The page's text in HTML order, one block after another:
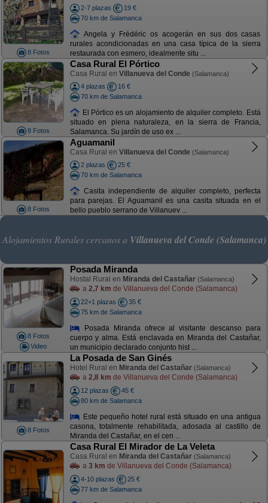
8 Fotos
2-7 plazas
19 €
70 km de Salamanca
Angela y Frédéric os acogerán en sus dos casas
rurales acondicionadas en una casa típica de la sierra
restaurada con esmero, idealmente situ ...
8 Fotos
Casa Rural El Pórtico
Casa Rural en Villanueva del Conde (Salamanca)
4 plazas
16 €
70 km de Salamanca
El Pórtico es un alojamiento de alquiler completo. Está
situado en plena naturaleza, en la sierra de Francia,
Salamanca. Su jardín de uso ex ...
8 Fotos
Aguamanil
Casa Rural en Villanueva del Conde (Salamanca)
2 plazas
25 €
70 km de Salamanca
Casita independiente de alquiler completo, perfecta
para parejas. El Aguamanil es una casita situada en el
bello pueblo serrano de Villanuev ...
Alojamientos Rurales cercanos a Villanueva del Conde (Salamanca)
8 Fotos
Video
Posada Miranda
Hostal Rural en Miranda del Castañar (Salamanca)
a 2,7 km de Villanueva del Conde (Salamanca)
22+1 plazas
35 €
75 km de Salamanca
Posada Miranda ofrece al visitante descanso para
cuerpo y alma. Está enclavada en Miranda del Castañar,
un municipio declarado conjunto hist ...
8 Fotos
La Posada de San Ginés
Hotel Rural en Miranda del Castañar (Salamanca)
a 2,8 km de Villanueva del Conde (Salamanca)
12 plazas
45 €
80 km de Salamanca
Este pequeño hotel rural está situado en una antigua
casona, totalmente rehabilitada, adosada al castillo de
Miranda del Castañar, en el cen ...
Casa Rural El Mirador de La Veleta
Casa Rural en Miranda del Castañar (Salamanca)
a 3 km de Villanueva del Conde (Salamanca)
4-10 plazas
25 €
77 km de Salamanca